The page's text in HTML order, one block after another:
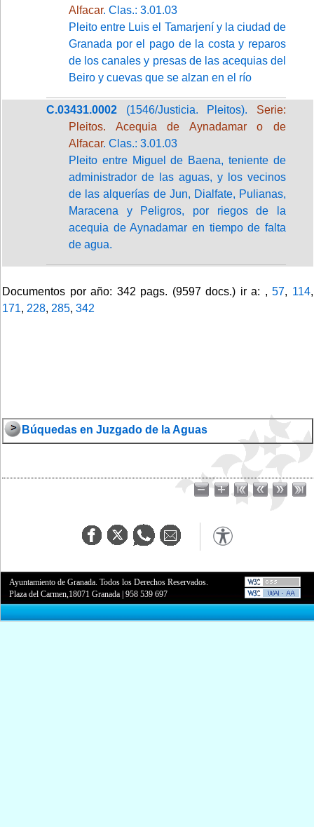
Alfacar. Clas.: 3.01.03
Pleito entre Luis el Tamarjení y la ciudad de
Granada por el pago de la costa y reparos
de los canales y presas de las acequias del
Beiro y cuevas que se alzan en el río
C.03431.0002 (1546/Justicia. Pleitos). Serie:
Pleitos. Acequia de Aynadamar o de
Alfacar. Clas.: 3.01.03
Pleito entre Miguel de Baena, teniente de
administrador de las aguas, y los vecinos
de las alquerías de Jun, Dialfate, Pulianas,
Maracena y Peligros, por riegos de la
acequia de Aynadamar en tiempo de falta
de agua.
Documentos por año: 342 pags. (9597 docs.) ir a: ,57, 114,
171, 228, 285, 342
Búquedas en Juzgado de la Aguas
Ayuntamiento de Granada. Todos los Derechos Reservados.
Plaza del Carmen,18071 Granada |958 539 697